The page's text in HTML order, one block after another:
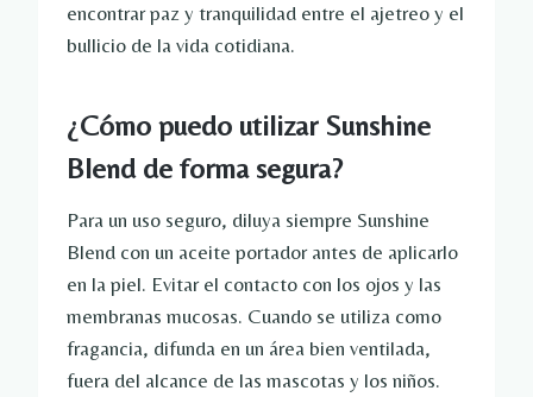
encontrar paz y tranquilidad entre el ajetreo y el
bullicio de la vida cotidiana.
¿Cómo puedo utilizar Sunshine
Blend de forma segura?
Para un uso seguro, diluya siempre Sunshine
Blend con un aceite portador antes de aplicarlo
en la piel. Evitar el contacto con los ojos y las
membranas mucosas. Cuando se utiliza como
fragancia, difunda en un área bien ventilada,
fuera del alcance de las mascotas y los niños.